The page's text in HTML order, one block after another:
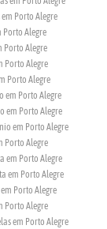
Porto Alegre
Porto Alegre
Porto Alegre
Porto Alegre
Porto Alegre
em Porto Alegre
em Porto Alegre
em Porto Alegre
Porto Alegre
em Porto Alegre
em Porto Alegre
Porto Alegre
Porto Alegre
em Porto Alegre